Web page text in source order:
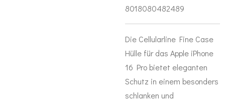
8018080482489
Die Cellularline Fine Case
Hülle für das Apple iPhone
16 Pro bietet eleganten
Schutz in einem besonders
schlanken und